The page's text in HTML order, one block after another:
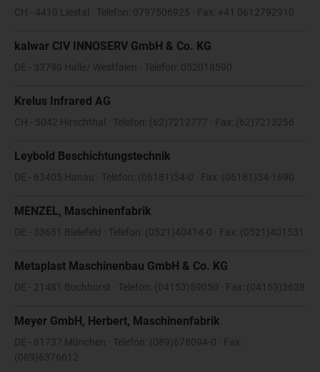
CH - 4410 Liestal · Telefon: 0797506925 · Fax: +41 0612792910
kalwar CIV INNOSERV GmbH & Co. KG
DE - 33790 Halle/ Westfalen · Telefon: 052018590
Krelus Infrared AG
CH - 5042 Hirschthal · Telefon: (62)7212777 · Fax: (62)7213256
Leybold Beschichtungstechnik
DE - 63405 Hanau · Telefon: (06181)34-0 · Fax: (06181)34-1690
MENZEL, Maschinenfabrik
DE - 33651 Bielefeld · Telefon: (0521)40414-0 · Fax: (0521)401531
Metaplast Maschinenbau GmbH & Co. KG
DE - 21481 Buchhorst · Telefon: (04153)59050 · Fax: (04153)3628
Meyer GmbH, Herbert, Maschinenfabrik
DE - 81737 München · Telefon: (089)678094-0 · Fax:
(089)6376612